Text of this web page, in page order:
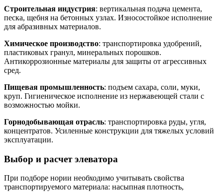
Строительная индустрия: вертикальная подача цемента,
песка, щебня на бетонных узлах. Износостойкое исполнение
для абразивных материалов.
Химическое производство: транспортировка удобрений,
пластиковых гранул, минеральных порошков.
Антикоррозионные материалы для защиты от агрессивных
сред.
Пищевая промышленность: подъем сахара, соли, муки,
круп. Гигиеническое исполнение из нержавеющей стали с
возможностью мойки.
Горнодобывающая отрасль: транспортировка руды, угля,
концентратов. Усиленные конструкции для тяжелых условий
эксплуатации.
Выбор и расчет элеватора
При подборе нории необходимо учитывать свойства
транспортируемого материала: насыпная плотность,